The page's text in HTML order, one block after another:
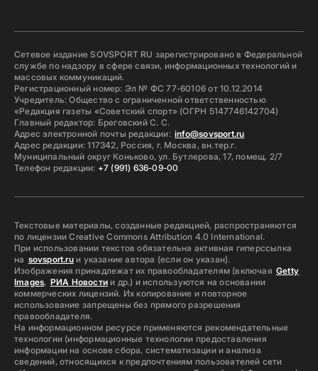
Сетевое издание SOVSPORT RU зарегистрировано в Федеральной
службе по надзору в сфере связи, информационных технологий и
массовых коммуникаций.
Регистрационный номер: Эл № ФС 77-60106 от 10.12.2014
Учредитель: Общество с ограниченной ответственностью
«Редакция газеты «Советский спорт» (ОГРН 5147746142704)
Главный редактор: Бреговский С. С.
Адрес электронной почты редакции: info@sovsport.ru
Адрес редакции: 117342, Россия, г. Москва, вн.тер.г.
Муниципальный округ Коньково, ул. Бутлерова, 17, помещ. 2/7
Телефон редакции: +7 (991) 636-09-00
Текстовые материалы, созданные редакцией, распространяются
по лицензии Creative Commons Attribution 4.0 International.
При использовании текстов обязательна активная гиперссылка
на sovsport.ruи указание автора (если он указан).
Изображения принадлежат их правообладателям (включая Getty
Images, РИА Новостии др.) и используются на основании
коммерческих лицензий. Их копирование и повторное
использование запрещены без прямого разрешения
правообладателя.
На информационном ресурсе применяются рекомендательные
технологии (информационные технологии предоставления
информации на основе сбора, систематизации и анализа
сведений, относящихся к предпочтениям пользователей сети